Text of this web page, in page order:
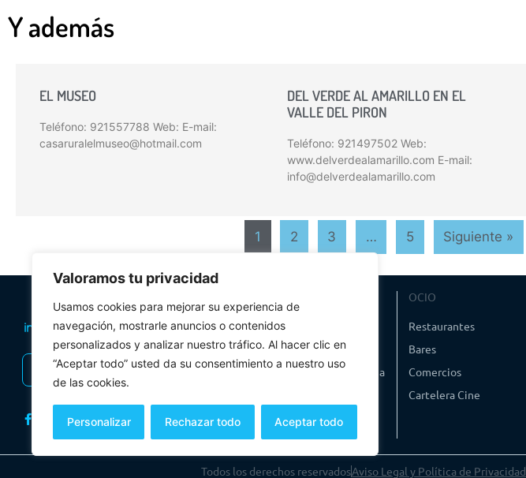
Valoramos tu privacidad
Usamos cookies para mejorar su experiencia de
navegación, mostrarle anuncios o contenidos
personalizados y analizar nuestro tráfico. Al hacer clic en
“Aceptar todo” usted da su consentimiento a nuestro uso
de las cookies.
Personalizar Rechazar todo Aceptar todo
Y además
EL MUSEO
Teléfono: 921557788 Web: E-mail:
casaruralelmuseo@hotmail.com
DEL VERDE AL AMARILLO EN EL
VALLE DEL PIRON
Teléfono: 921497502 Web:
www.delverdealamarillo.com E-mail:
info@delverdealamarillo.com
1 2 3 … 5 Siguiente »
INSCRIBIRSE AL BOLETÍN
Oficinas de turismo
Visitas Guiadas
Folletos y multimedia
OCIO
Restaurantes
Bares
Comercios
Cartelera Cine
Todos los derechos reservadosAviso Legal y Política de Privacidad